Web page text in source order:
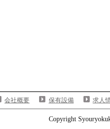
会社概要 保有設備 求人
Copyright